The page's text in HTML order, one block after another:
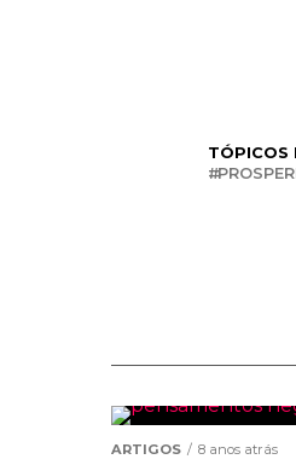
TÓPICOS
ARTIGOS 8 anos atrás